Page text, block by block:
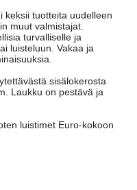
keksii tuotteita uudelleen
muut valmistajat.
turvalliselle ja
luisteluun. Vakaa ja
sisälokerosta
Laukku on pestävä ja
luistimet Euro-kokoon